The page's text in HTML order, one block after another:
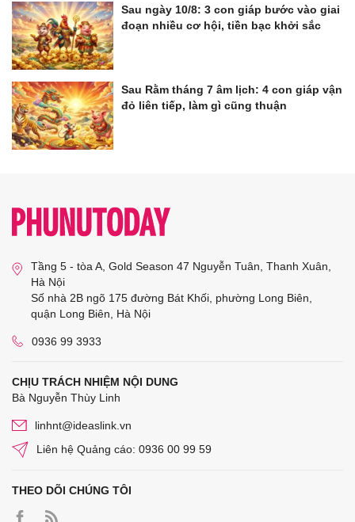
Sau ngày 10/8: 3 con giáp bước vào giai
đoạn nhiều cơ hội, tiền bạc khởi sắc
Sau Rằm tháng 7 âm lịch: 4 con giáp vận
đỏ liên tiếp, làm gì cũng thuận
Tầng 5 - tòa A, Gold Season 47 Nguyễn Tuân, Thanh Xuân,
Hà Nội
Số nhà 2B ngõ 175 đường Bát Khối, phường Long Biên,
quận Long Biên, Hà Nội
0936 99 3933
CHỊU TRÁCH NHIỆM NỘI DUNG
Bà Nguyễn Thùy Linh
linhnt@ideaslink.vn
Liên hệ Quảng cáo: 0936 00 99 59
THEO DÕI CHÚNG TÔI